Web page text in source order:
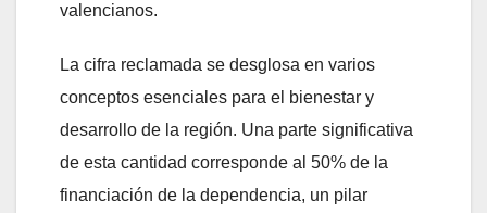
valencianos.
La cifra reclamada se desglosa en varios
conceptos esenciales para el bienestar y
desarrollo de la región. Una parte significativa
de esta cantidad corresponde al 50% de la
financiación de la dependencia, un pilar